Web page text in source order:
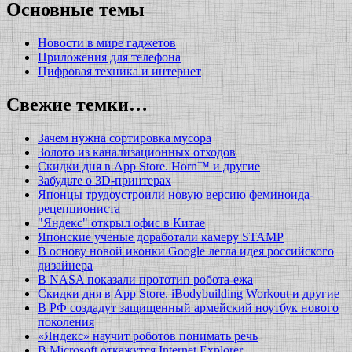
Основные темы
Новости в мире гаджетов
Приложения для телефона
Цифровая техника и интернет
Свежие темки…
Зачем нужна сортировка мусора
Золото из канализационных отходов
Скидки дня в App Store. Horn™ и другие
Забудьте о 3D-принтерах
Японцы трудоустроили новую версию феминоида-
рецепциониста
"Яндекс" открыл офис в Китае
Японские ученые доработали камеру STAMP
В основу новой иконки Google легла идея российского
дизайнера
В NASA показали прототип робота-ежа
Скидки дня в App Store. iBodybuilding Workout и другие
В РФ создадут защищенный армейский ноутбук нового
поколения
«Яндекс» научит роботов понимать речь